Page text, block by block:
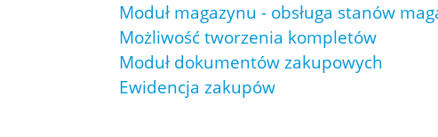
Moduł magazynu - obsługa stanów
Możliwość tworzenia kompletów
Moduł dokumentów zakupowych
Ewidencja zakupów